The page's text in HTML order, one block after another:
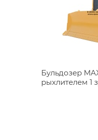
Бульдозер
рыхлителем 1